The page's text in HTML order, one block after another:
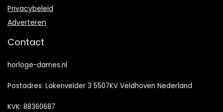
Privacybeleid
Adverteren
Contact
horloge-dames.nl
Postadres: Lakenvelder 3 5507KV Veldhoven Nederland
KVK: 88360687